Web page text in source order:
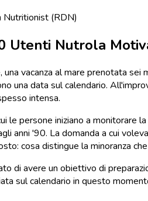
(RDN)
Utenti Nutrola
una vacanza al mare prenotata
una data sul calendario.
intensa.
le persone iniziano a monitorare
anni '90. La domanda a cui
cosa distingue la minoranza
di avere un obiettivo di
sul calendario in questo